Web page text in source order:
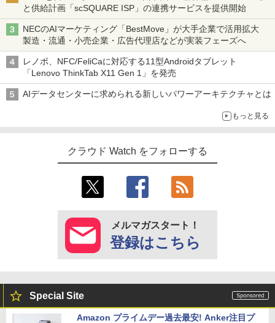
と供給計画「scSQUARE ISP」の連携サービスを提供開始
NECのAIマーケティング「BestMove」が大手企業で活用拡大
製造・流通・小売企業・広告代理店などが実装フェーズへ
レノボ、NFC/FeliCaに対応する11型Androidタブレット
「Lenovo ThinkTab X11 Gen 1」を発売
AIデータセンターに求められる新しいパワーアーキテクチャとは
もっと見る
クラウド Watch をフォローする
メルマガスタート！
登録はこちら
Special Site
Amazon プライムデー過去最安! Anker注目プ